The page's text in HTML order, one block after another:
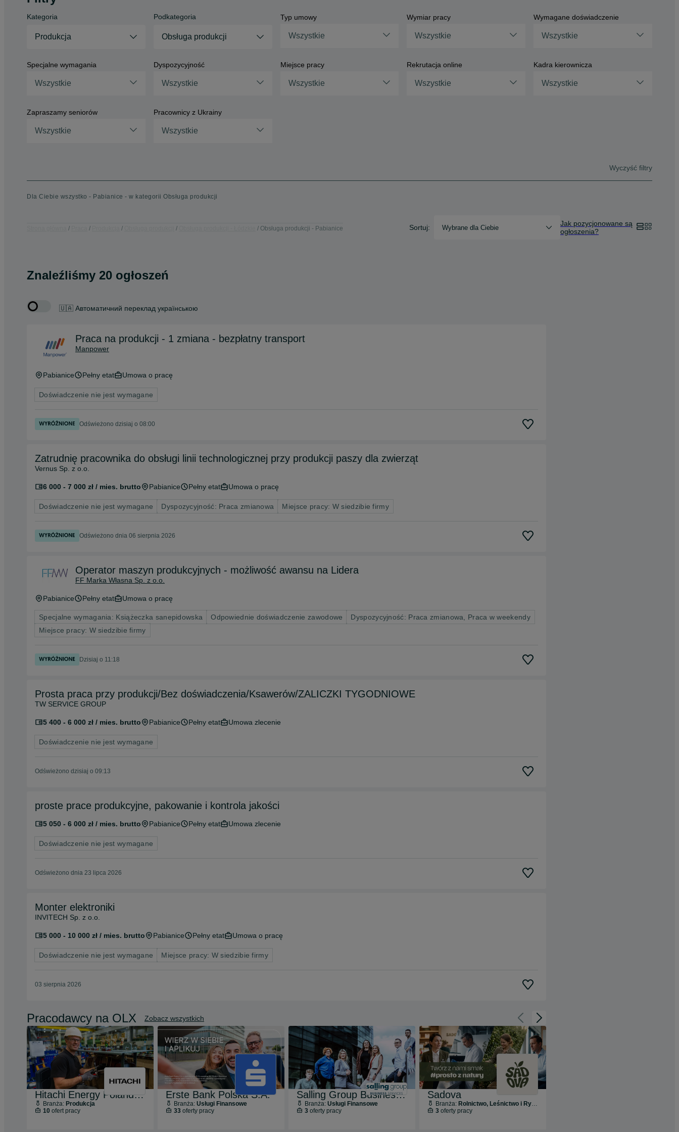
Kategoria
Produkcja
Podkategoria
Obsługa produkcji
Typ umowy
Wszystkie
Wymiar pracy
Wszystkie
Wymagane doświadczenie
Wszystkie
Specjalne wymagania
Wszystkie
Dyspozycyjność
Wszystkie
Miejsce pracy
Wszystkie
Rekrutacja online
Wszystkie
Kadra kierownicza
Wszystkie
Zapraszamy seniorów
Wszystkie
Pracownicy z Ukrainy
Wszystkie
Wyczyść filtry
Dla Ciebie wszystko - Pabianice - w kategorii Obsługa produkcji
Obsługa produkcji - Pabianice Sortuj: Wybrane dla Ciebie
Jak pozycjonowane są
ogłoszenia?
Znaleźliśmy 20 ogłoszeń
🇺🇦 Автоматичний переклад українською
Praca na produkcji - 1 zmiana - bezpłatny transport
Manpower
Pabianice Pełny etat Umowa o pracę
Doświadczenie nie jest wymagane
Odświeżono dzisiaj o 08:00
Zatrudnię pracownika do obsługi linii technologicznej przy produkcji paszy dla zwierząt
Vernus Sp. z o.o.
6 000 - 7 000 zł / mies. brutto Pabianice Pełny etat Umowa o pracę
Doświadczenie nie jest wymagane Dyspozycyjność: Praca zmianowa Miejsce pracy: W siedzibie firmy
Odświeżono dnia 06 sierpnia 2026
Operator maszyn produkcyjnych - możliwość awansu na Lidera
FF Marka Własna Sp. z o.o.
Pabianice Pełny etat Umowa o pracę
Specjalne wymagania: Książeczka sanepidowska Odpowiednie doświadczenie zawodowe
Dyspozycyjność: Praca zmianowa, Praca w weekendy
Miejsce pracy: W siedzibie firmy
Dzisiaj o 11:18
Prosta praca przy produkcji/Bez doświadczenia/Ksawerów/ZALICZKI TYGODNIOWE
TW SERVICE GROUP
5 400 - 6 000 zł / mies. brutto Pabianice Pełny etat Umowa zlecenie
Doświadczenie nie jest wymagane
Odświeżono dzisiaj o 09:13
proste prace produkcyjne, pakowanie i kontrola jakości
5 050 - 6 000 zł / mies. brutto Pabianice Pełny etat Umowa zlecenie
Doświadczenie nie jest wymagane
Odświeżono dnia 23 lipca 2026
Monter elektroniki
INVITECH Sp. z o.o.
5 000 - 10 000 zł / mies. brutto Pabianice Pełny etat Umowa o pracę
Doświadczenie nie jest wymagane Miejsce pracy: W siedzibie firmy
03 sierpnia 2026
Pracodawcy na OLX Zobacz wszystkich Cofnij do slajdu 1 z 3
Przejdź do slajdu 2 z 3
Hitachi Energy Poland Sp. z o.o.
Branża: Produkcja
10 ofert pracy
Erste Bank Polska S.A.
Branża: Usługi Finansowe
33oferty pracy
Salling Group Business Services Sp. z o. o.
Branża: Usługi Finansowe
3oferty pracy
Sadova
Branża: Rolnictwo, Leśnictwo i Rybołówstwo
3oferty pracy